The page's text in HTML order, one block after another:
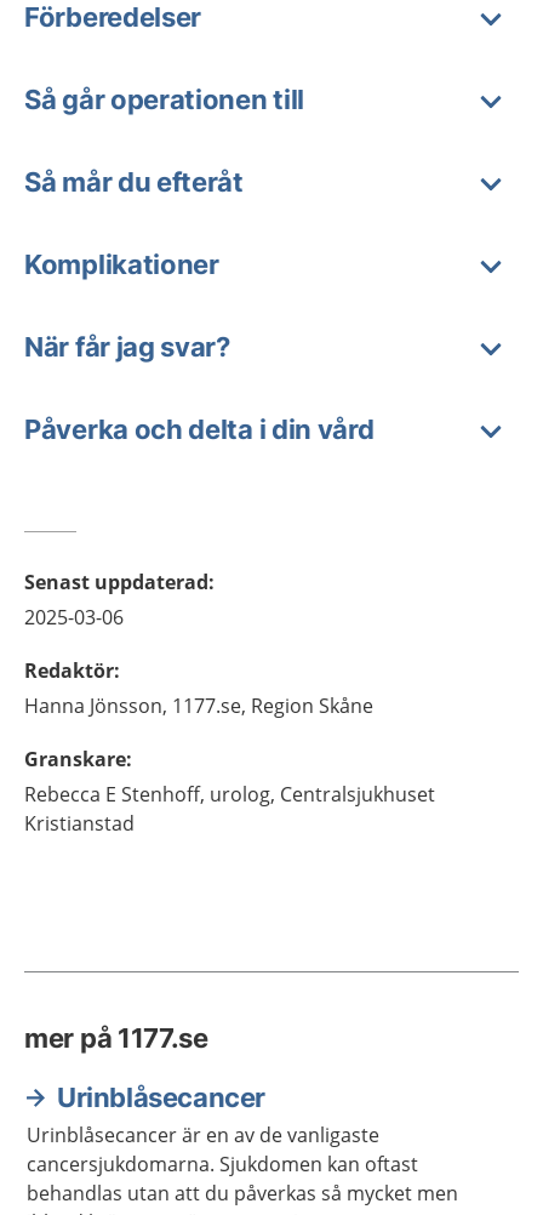
Förberedelser
Så går operationen till
Så mår du efteråt
Komplikationer
När får jag svar?
Påverka och delta i din vård
Senast uppdaterad:
2025-03-06
Redaktör:
Hanna Jönsson, 1177.se, Region Skåne
Granskare:
Rebecca E Stenhoff, urolog, Centralsjukhuset
Kristianstad
mer på 1177.se
Urinblåsecancer
Urinblåsecancer är en av de vanligaste
cancersjukdomarna. Sjukdomen kan oftast
behandlas utan att du påverkas så mycket men